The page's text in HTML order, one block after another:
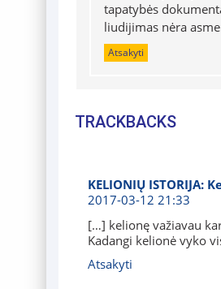
tapatybės
liudijimas nėra
Atsakyti
TRACKBACKS
KELIONIŲ ISTORIJA:
2017-03-12 21:33
[…] kelionę važiavau
Kadangi kelionė vyko
Atsakyti